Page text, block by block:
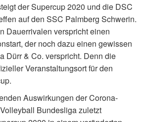
der Supercup 2020 und die DSC
auf den SSC Palmberg Schwerin.
Dauerrivalen verspricht einen
der noch dazu einen gewissen
Dürr & Co. verspricht. Denn die
Veranstaltungsort für den
Auswirkungen der Corona-
Bundesliga zuletzt